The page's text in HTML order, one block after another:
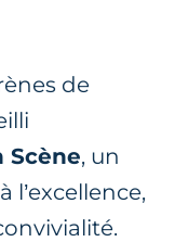
de
Scène, un
l’excellence,